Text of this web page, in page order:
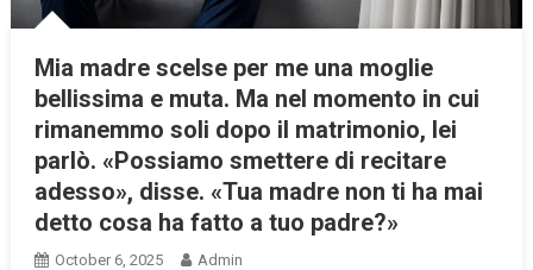
Mia madre scelse per me una moglie
bellissima e muta. Ma nel momento in cui
rimanemmo soli dopo il matrimonio, lei
parlò. «Possiamo smettere di recitare
adesso», disse. «Tua madre non ti ha mai
detto cosa ha fatto a tuo padre?»
October 6, 2025 Admin